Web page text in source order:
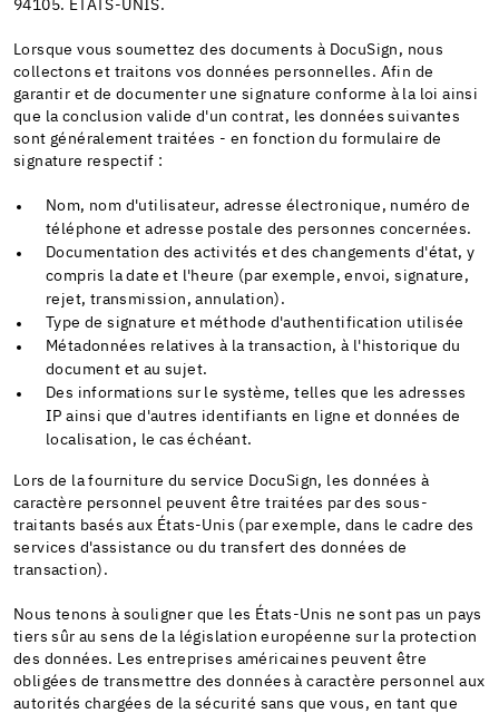
94105. ÉTATS-UNIS.
Lorsque vous soumettez des documents à DocuSign, nous
collectons et traitons vos données personnelles. Afin de
garantir et de documenter une signature conforme à la loi ainsi
que la conclusion valide d'un contrat, les données suivantes
sont généralement traitées - en fonction du formulaire de
signature respectif :
Nom, nom d'utilisateur, adresse électronique, numéro de
téléphone et adresse postale des personnes concernées.
Documentation des activités et des changements d'état, y
compris la date et l'heure (par exemple, envoi, signature,
rejet, transmission, annulation).
Type de signature et méthode d'authentification utilisée
Métadonnées relatives à la transaction, à l'historique du
document et au sujet.
Des informations sur le système, telles que les adresses
IP ainsi que d'autres identifiants en ligne et données de
localisation, le cas échéant.
Lors de la fourniture du service DocuSign, les données à
caractère personnel peuvent être traitées par des sous-
traitants basés aux États-Unis (par exemple, dans le cadre des
services d'assistance ou du transfert des données de
transaction).
Nous tenons à souligner que les États-Unis ne sont pas un pays
tiers sûr au sens de la législation européenne sur la protection
des données. Les entreprises américaines peuvent être
obligées de transmettre des données à caractère personnel aux
autorités chargées de la sécurité sans que vous, en tant que